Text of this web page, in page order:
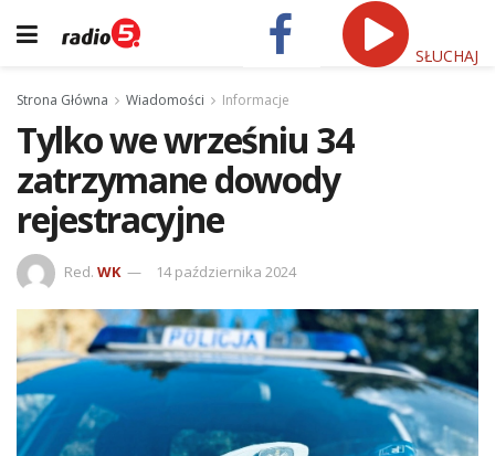
SŁUCHAJ
Strona Główna Wiadomości Informacje
Tylko we wrześniu 34
zatrzymane dowody
rejestracyjne
Red. WK 14 października 2024